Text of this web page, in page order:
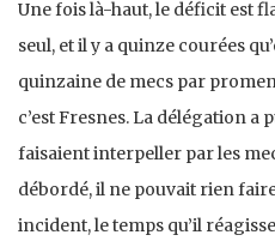
Une fois là-haut, le déficit est
seul, et il y a quinze courées
quinzaine de mecs par
c’est Fresnes. La délégation a
faisaient interpeller par les
débordé, il ne pouvait rien
incident, le temps qu’il